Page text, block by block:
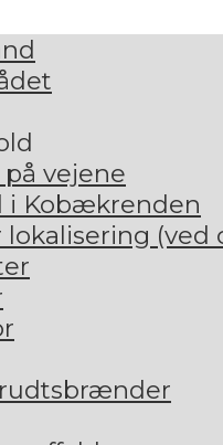
vejene
i Kobækrenden
lokalisering (ved